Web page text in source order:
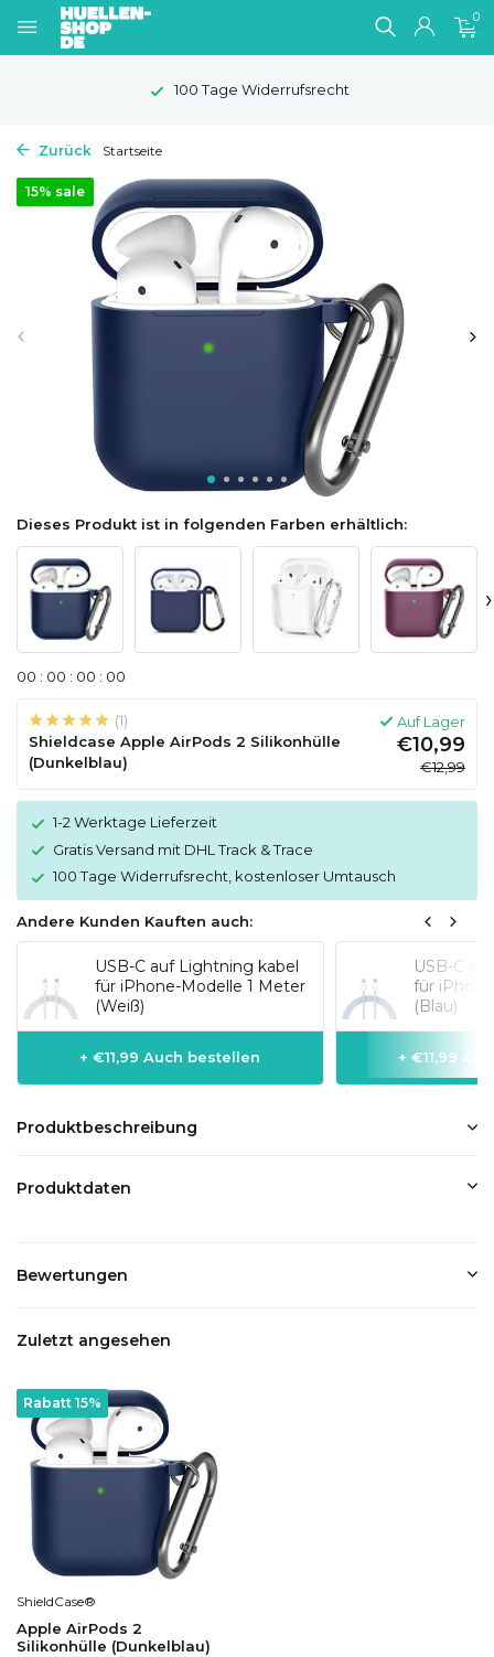
0
Gratis Versand
Zurück Startseite
15% sale
Dieses Produkt ist in folgenden Farben erhältlich:
›
00 : 00 : 00 : 00
(1)
Shieldcase Apple AirPods 2 Silikonhülle
(Dunkelblau)
Auf Lager
€10,99
€12,99
1-2 Werktage Lieferzeit
Gratis Versand mit DHL Track & Trace
100 Tage Widerrufsrecht, kostenloser Umtausch
Andere Kunden Kauften auch:
USB-C auf Lightning kabel
für iPhone-Modelle 1 Meter
(Weiß)
+ €11,99 Auch bestellen
USB-C
für
(Blau)
+ €11,99
Produktbeschreibung
Produktdaten
Bewertungen
Zuletzt angesehen
Rabatt 15%
ShieldCase®
Apple AirPods 2
Silikonhülle (Dunkelblau)